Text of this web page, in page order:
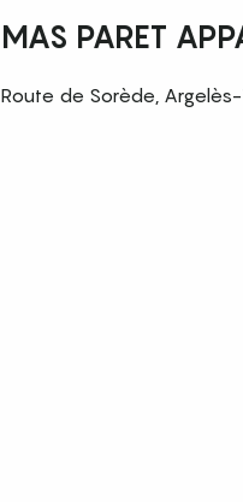
MAS PARET
Route de Sorède,